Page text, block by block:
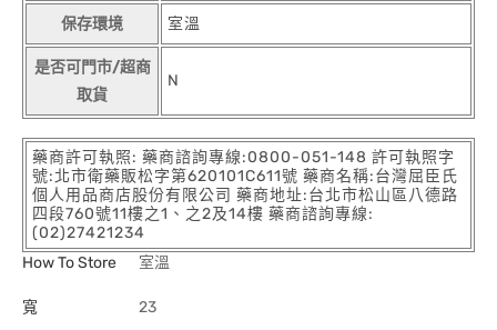
保存環境 室溫
是否可門市/超商
取貨
N
藥商許可執照: 藥商諮詢專線:0800-051-148 許可執照字
號:北市衛藥販松字第620101C611號 藥商名稱:台灣屈臣氏
個人用品商店股份有限公司 藥商地址:台北市松山區八德路
四段760號11樓之1、之2及14樓 藥商諮詢專線:
(02)27421234
How To Store
室溫
寬 23